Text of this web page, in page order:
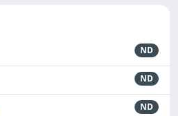
ND
ND
ND